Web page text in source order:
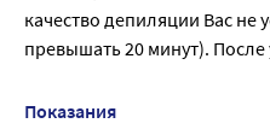
качество депиляции Вас не
превышать 20 минут).
Показания